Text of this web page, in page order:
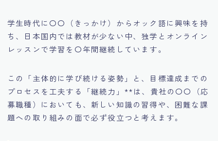
学生時代に〇〇（きっかけ）からオック語に興味を持
ち、日本国内では教材が少ない中、独学とオンライン
レッスンで学習を〇年間継続しています。
この「主体的に学び続ける姿勢」と、目標達成までの
プロセスを工夫する「継続力」**は、貴社の〇〇（応
募職種）においても、新しい知識の習得や、困難な課
題への取り組みの面で必ず役立つと考えます。